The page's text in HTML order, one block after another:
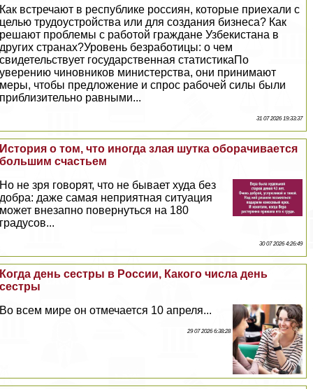
Как встречают в республике россиян, которые приехали с
целью трудоустройства или для создания бизнеса? Как
решают проблемы с работой граждане Узбекистана в
других странах?Уровень безработицы: о чем
свидетельствует государственная статистикаПо
уверению чиновников министерства, они принимают
меры, чтобы предложение и спрос рабочей силы были
приблизительно равными...
31 07 2026 19:33:37
История о том, что иногда злая шутка оборачивается
большим счастьем
Но не зря говорят, что не бывает худа без
добра: даже самая неприятная ситуация
может внезапно повернуться на 180
градусов...
30 07 2026 4:26:49
Когда день сестры в России, Какого числа день
сестры
Во всем мире он отмечается 10 апреля...
29 07 2026 6:38:28